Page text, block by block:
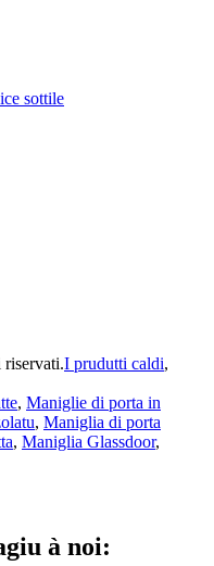
sottile
I prudutti caldi,
, Maniglie di porta in
, Maniglia di porta
, Maniglia Glassdoor,
à noi: